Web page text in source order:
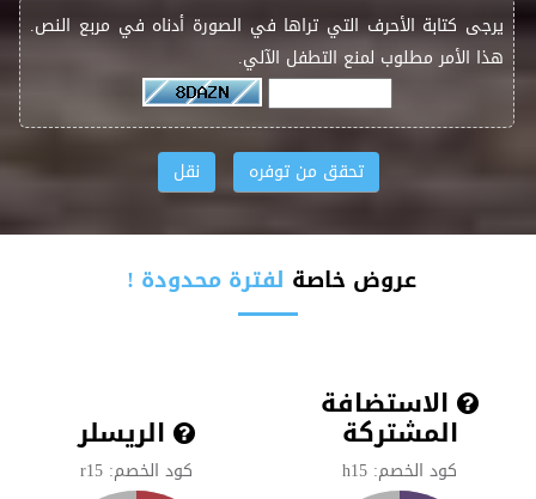
يرجى كتابة الأحرف التي تراها في الصورة أدناه في مربع النص.
هذا الأمر مطلوب لمنع التطفل الآلي.
عروض خاصة لفترة محدودة !
الاستضافة
المشتركة
كود الخصم: h15
الريسلر
كود الخصم: r15